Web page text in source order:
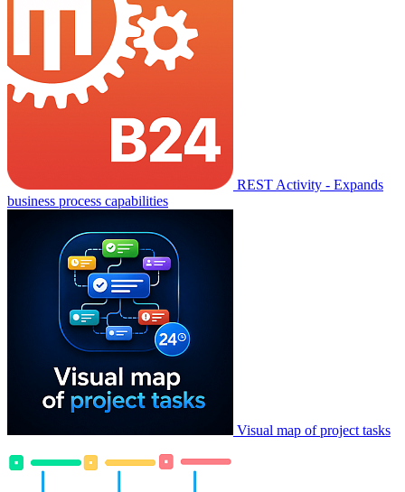
REST Activity - Expands
business process capabilities
Visual map of project tasks